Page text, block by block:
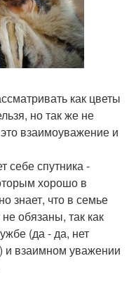
как цветы
но так же не
взаимоуважение и
себе спутника -
хорошо в
знает, что в семье
обязаны, так как
(да - да, нет
и взаимном уважении